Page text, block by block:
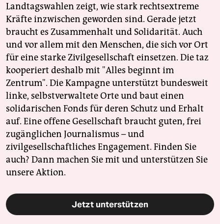
Landtagswahlen zeigt, wie stark rechtsextreme
Kräfte inzwischen geworden sind. Gerade jetzt
braucht es Zusammenhalt und Solidarität. Auch
und vor allem mit den Menschen, die sich vor Ort
für eine starke Zivilgesellschaft einsetzen. Die taz
kooperiert deshalb mit "Alles beginnt im
Zentrum". Die Kampagne unterstützt bundesweit
linke, selbstverwaltete Orte und baut einen
solidarischen Fonds für deren Schutz und Erhalt
auf. Eine offene Gesellschaft braucht guten, frei
zugänglichen Journalismus – und
zivilgesellschaftliches Engagement. Finden Sie
auch? Dann machen Sie mit und unterstützen Sie
unsere Aktion.
Jetzt unterstützen